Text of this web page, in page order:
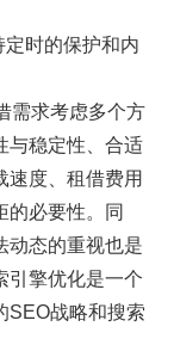
时的保护和内
需求考虑多个方
与稳定性、合适
速度、租借费用
的必要性。同
动态的重视也是
引擎优化是一个
SEO战略和搜索